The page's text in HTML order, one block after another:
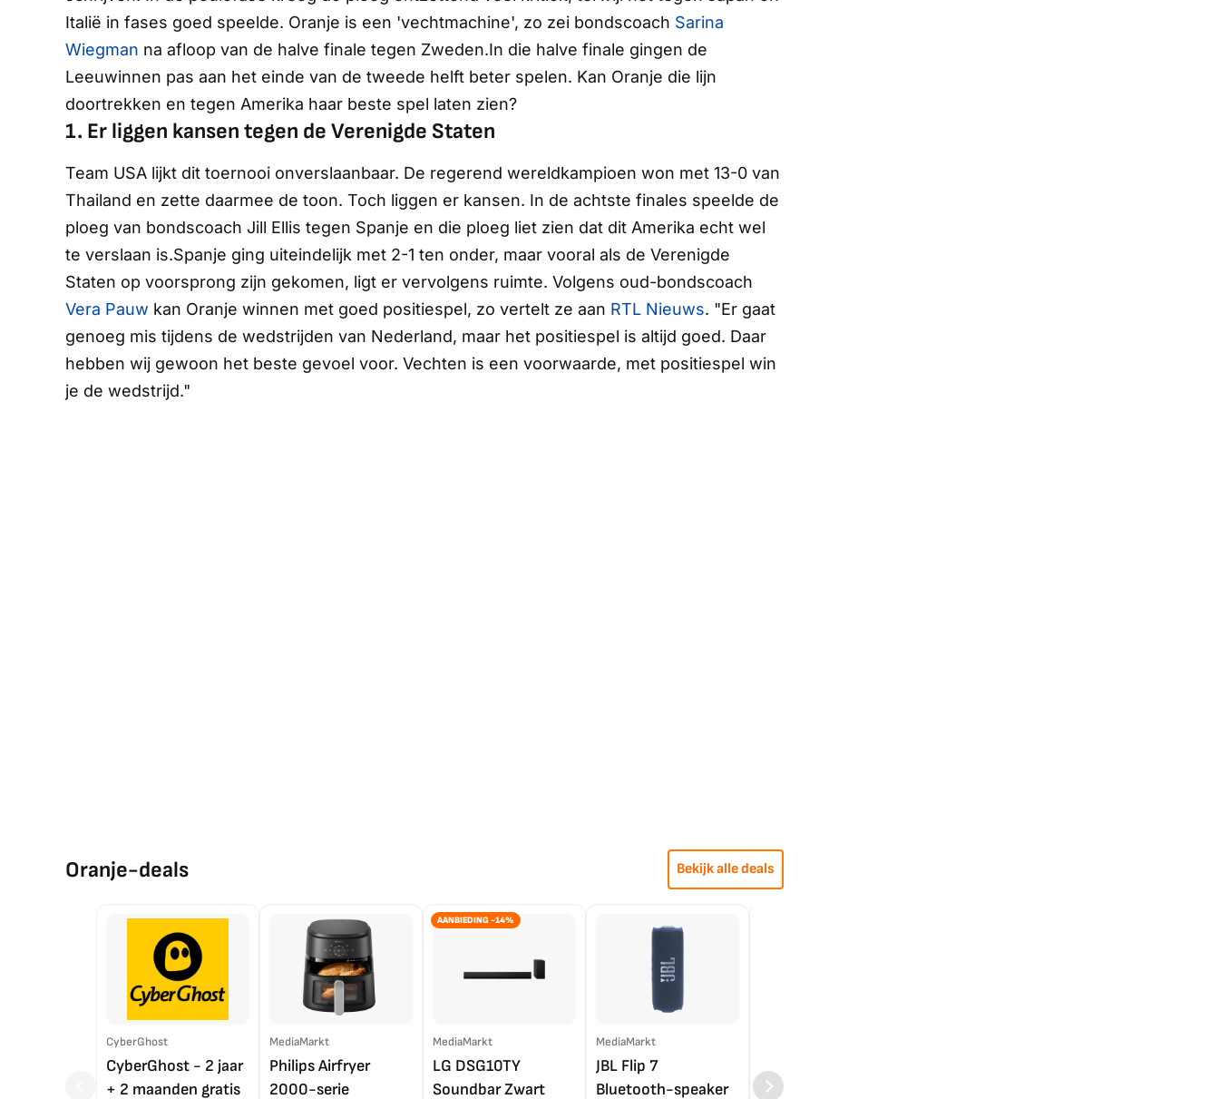
Italië in fases goed speelde. Oranje is een 'vechtmachine', zo zei bondscoach Sarina
Wiegman na afloop van de halve finale tegen Zweden.In die halve finale gingen de
Leeuwinnen pas aan het einde van de tweede helft beter spelen. Kan Oranje die lijn
doortrekken en tegen Amerika haar beste spel laten zien?
1. Er liggen kansen tegen de Verenigde Staten
Team USA lijkt dit toernooi onverslaanbaar. De regerend wereldkampioen won met 13-0 van
Thailand en zette daarmee de toon. Toch liggen er kansen. In de achtste finales speelde de
ploeg van bondscoach Jill Ellis tegen Spanje en die ploeg liet zien dat dit Amerika echt wel
te verslaan is.Spanje ging uiteindelijk met 2-1 ten onder, maar vooral als de Verenigde
Staten op voorsprong zijn gekomen, ligt er vervolgens ruimte. Volgens oud-bondscoach
Vera Pauw kan Oranje winnen met goed positiespel, zo vertelt ze aan RTL Nieuws. "Er gaat
genoeg mis tijdens de wedstrijden van Nederland, maar het positiespel is altijd goed. Daar
hebben wij gewoon het beste gevoel voor. Vechten is een voorwaarde, met positiespel win
je de wedstrijd."
Oranje-deals Bekijk alle deals
CyberGhost
CyberGhost - 2 jaar
+ 2 maanden gratis
MediaMarkt
Philips Airfryer
2000-serie
AANBIEDING -14%
MediaMarkt
LG DSG10TY
Soundbar Zwart
MediaMarkt
JBL Flip 7
Bluetooth-speaker
4K TV (2025)